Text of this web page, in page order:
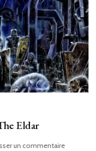
de
Eldar
un commentairesur